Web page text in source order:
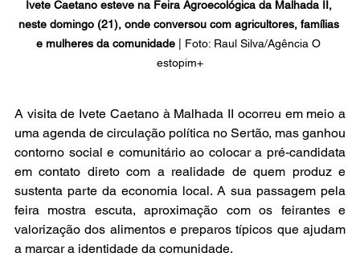
Ivete Caetano esteve na Feira Agroecológica da Malhada II,
neste domingo (21), onde conversou com agricultores, famílias
e mulheres da comunidade | Foto: Raul Silva/Agência O
estopim+
A visita de Ivete Caetano à Malhada II ocorreu em meio a
uma agenda de circulação política no Sertão, mas ganhou
contorno social e comunitário ao colocar a pré-candidata
em contato direto com a realidade de quem produz e
sustenta parte da economia local. A sua passagem pela
feira mostra escuta, aproximação com os feirantes e
valorização dos alimentos e preparos típicos que ajudam
a marcar a identidade da comunidade.